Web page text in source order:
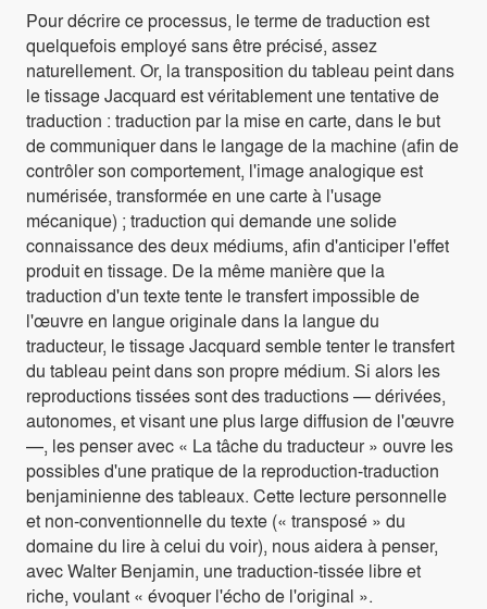
Pour décrire ce processus, le terme de traduction est
quelquefois employé sans être précisé, assez
naturellement. Or, la transposition du tableau peint dans
le tissage Jacquard est véritablement une tentative de
traduction : traduction par la mise en carte, dans le but
de communiquer dans le langage de la machine (afin de
contrôler son comportement, l'image analogique est
numérisée, transformée en une carte à l'usage
mécanique) ; traduction qui demande une solide
connaissance des deux médiums, afin d'anticiper l'effet
produit en tissage. De la même manière que la
traduction d'un texte tente le transfert impossible de
l'œuvre en langue originale dans la langue du
traducteur, le tissage Jacquard semble tenter le transfert
du tableau peint dans son propre médium. Si alors les
reproductions tissées sont des traductions — dérivées,
autonomes, et visant une plus large diffusion de l'œuvre
—, les penser avec « La tâche du traducteur » ouvre les
possibles d'une pratique de la reproduction-traduction
benjaminienne des tableaux. Cette lecture personnelle
et non-conventionnelle du texte (« transposé » du
domaine du lire à celui du voir), nous aidera à penser,
avec Walter Benjamin, une traduction-tissée libre et
riche, voulant « évoquer l'écho de l'original ».